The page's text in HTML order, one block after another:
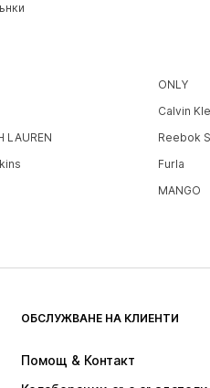
ONLY
Calvin
LAUREN Reebok
Furla
MANGO
ОБСЛУЖВАНЕ НА КЛИЕНТИ
Помощ & Контакт